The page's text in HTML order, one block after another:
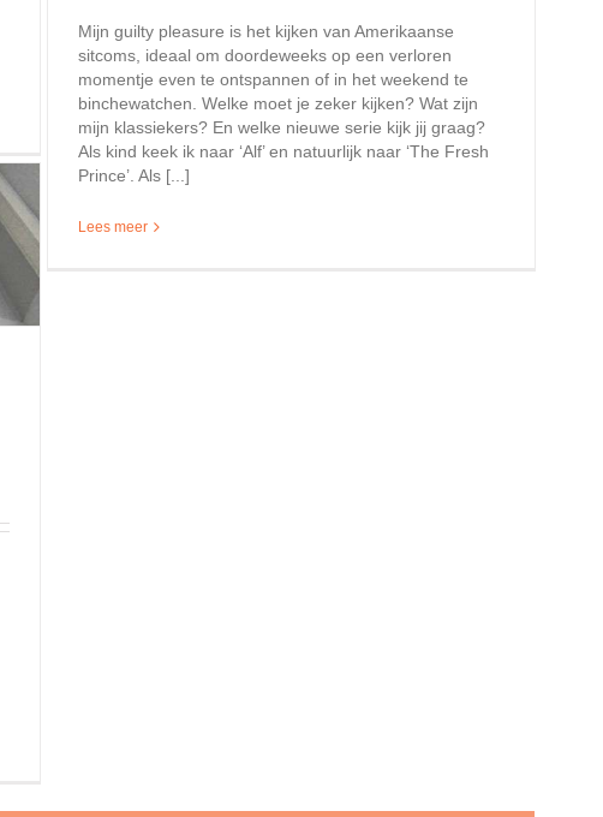
Mijn guilty pleasure is het kijken van Amerikaanse
sitcoms, ideaal om doordeweeks op een verloren
momentje even te ontspannen of in het weekend te
binchewatchen. Welke moet je zeker kijken? Wat zijn
mijn klassiekers? En welke nieuwe serie kijk jij graag?
Als kind keek ik naar ‘Alf’ en natuurlijk naar ‘The Fresh
Prince’. Als [...]
Lees meer